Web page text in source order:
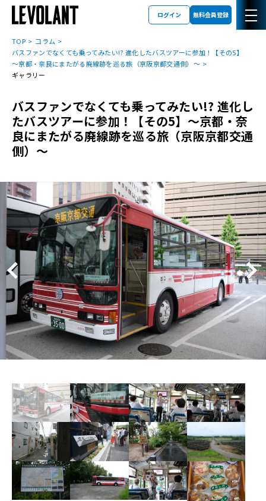
ログイン 無料会員登録
TOP
コラム
バスファンでなくても乗ってみたい!? 進化したバスツアーに参加！【その5】
～京都・奈良にまたがる廃線跡を巡る旅（京阪京都交通側）～
ギャラリー
バスファンでなくても乗ってみたい!? 進化し
たバスツアーに参加！【その5】～京都・奈
良にまたがる廃線跡を巡る旅（京阪京都交通
側）～